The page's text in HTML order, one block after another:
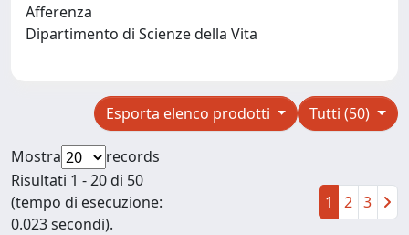
Afferenza
Dipartimento di Scienze della Vita
Tutti (50)
Esporta elenco prodotti
Mostra
records
Risultati 1 - 20 di 50
(tempo di esecuzione:
0.023 secondi).
1 2 3